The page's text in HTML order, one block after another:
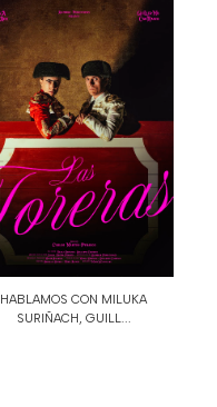
HABLAMOS CON MILUKA
SURIÑACH, GUILL...